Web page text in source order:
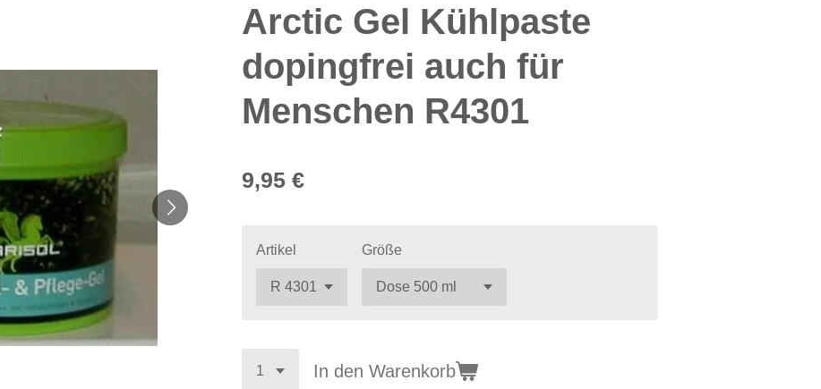
Arctic Gel Kühlpaste
dopingfrei auch für
Menschen R4301
9,95 €
Artikel Größe
In den Warenkorb